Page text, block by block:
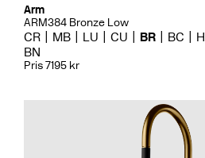
Arm
ARM384 Bronze Low
CR MB LU CU BR BC
BN
Pris 7195 kr